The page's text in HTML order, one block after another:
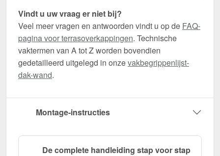
Vindt u uw vraag er niet bij?
Veel meer vragen en antwoorden vindt u op de FAQ-
pagina voor terrasoverkappingen. Technische
vaktermen van A tot Z worden bovendien
gedetailleerd uitgelegd in onzevakbegrippenlijst-
dak-wand.
Montage-instructies
De complete handleiding stap voor stap